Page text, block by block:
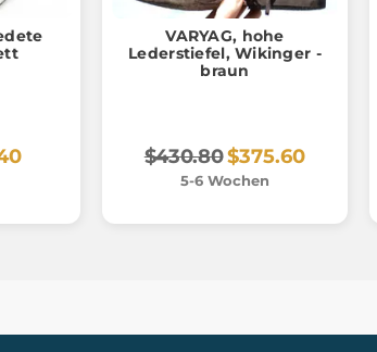
VARYAG, hohe
Lederstiefel, Wikinger -
braun
$430.80$375.60
5-6 Wochen